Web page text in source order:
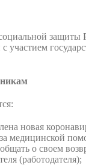
участием
новая
медицинской
о своем
(работодателя);